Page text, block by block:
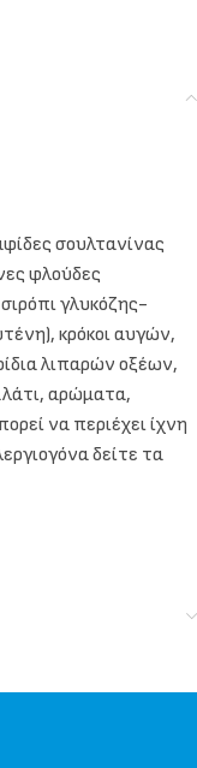
σουλτανίνας
φλούδες
γλυκόζης-
κρόκοι αυγών,
λιπαρών οξέων,
αρώματα,
να περιέχει ίχνη
δείτε τα